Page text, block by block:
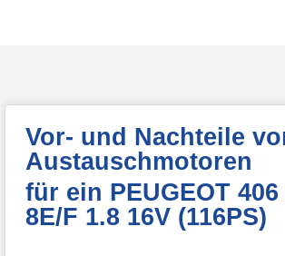
Vor- und Nachteile
Austauschmotoren
für ein PEUGEOT
8E/F 1.8 16V (116PS)